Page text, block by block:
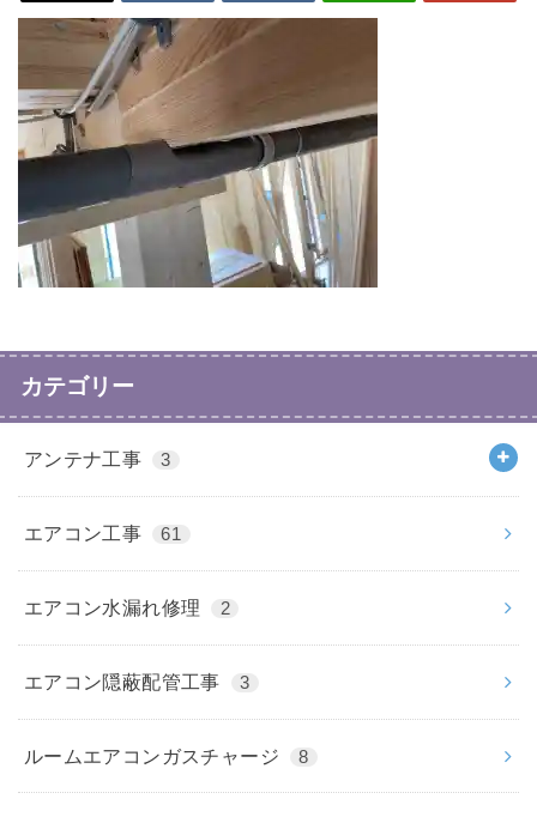
カテゴリー
アンテナ工事 3
エアコン工事 61
エアコン水漏れ修理 2
エアコン隠蔽配管工事 3
ルームエアコンガスチャージ 8